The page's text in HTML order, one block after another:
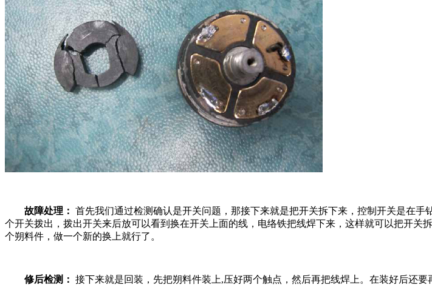
故障处理： 首先我们通过检测确认是开关问题，那接下来就是把开关拆下来，控制开关是在
个开关拨出，拨出开关来后放可以看到换在开关上面的线，电络铁把线焊下来，这样就可以把开
个朔料件，做一个新的换上就行了。
修后检测： 接下来就是回装，先把朔料件装上,压好两个触点，然后再把线焊上。在装好后还